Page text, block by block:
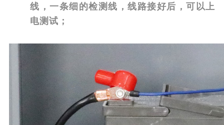
线，一条细的检测线，线路接好后，可以上
电测试；